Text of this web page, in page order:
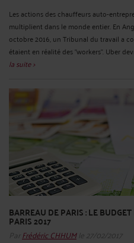
Les actions des chauffeurs auto-
multiplient dans le monde entier. En
octobre 2016, un Tribunal du travail a
étaient en réalité des "workers". Uber
la suite >
BARREAU DE PARIS : LE
PARIS 2017
Par Frédéric CHHUMle 27/02/2017